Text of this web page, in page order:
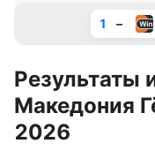
1 –
Результаты
Македония
2026